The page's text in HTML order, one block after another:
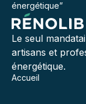
énergétique”
Le seul
artisans et
énergétique.
Accueil